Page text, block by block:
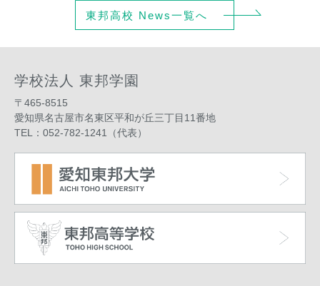
東邦高校 News一覧へ
学校法人 東邦学園
〒465-8515
愛知県名古屋市名東区平和が丘三丁目11番地
TEL：052-782-1241（代表）